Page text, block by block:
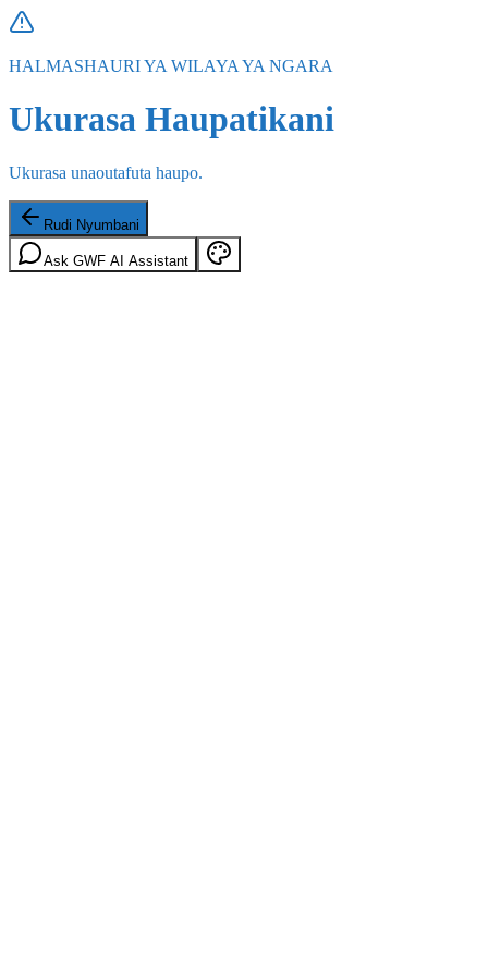
HALMASHAURI YA WILAYA YA NGARA
Ukurasa Haupatikani
Ukurasa unaoutafuta haupo.
Rudi Nyumbani
Ask GWF AI Assistant